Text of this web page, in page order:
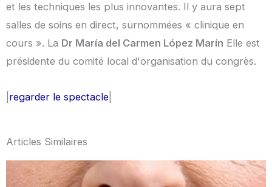
et les techniques les plus innovantes. Il y aura sept
salles de soins en direct, surnommées « clinique en
cours ». La Dr María del Carmen López Marín Elle est
présidente du comité local d'organisation du congrès.
regarder le spectacle
Articles Similaires